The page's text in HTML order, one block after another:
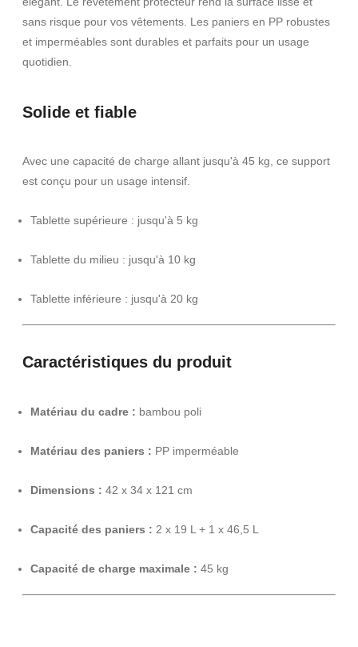
sans risque pour vos vêtements. Les paniers en PP robustes
et imperméables sont durables et parfaits pour un usage
quotidien.
Solide et fiable
Avec une capacité de charge allant jusqu'à 45 kg, ce support
est conçu pour un usage intensif.
Tablette supérieure : jusqu'à 5 kg
Tablette du milieu : jusqu'à 10 kg
Tablette inférieure : jusqu'à 20 kg
Caractéristiques du produit
Matériau du cadre : bambou poli
Matériau des paniers : PP imperméable
Dimensions : 42 x 34 x 121 cm
Capacité des paniers : 2 x 19 L + 1 x 46,5 L
Capacité de charge maximale : 45 kg